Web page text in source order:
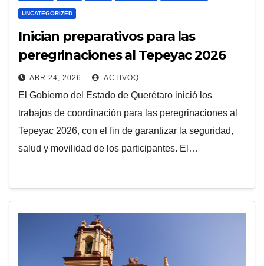
UNCATEGORIZED
Inician preparativos para las
peregrinaciones al Tepeyac 2026
ABR 24, 2026 ACTIVOQ
El Gobierno del Estado de Querétaro inició los
trabajos de coordinación para las peregrinaciones al
Tepeyac 2026, con el fin de garantizar la seguridad,
salud y movilidad de los participantes. El…